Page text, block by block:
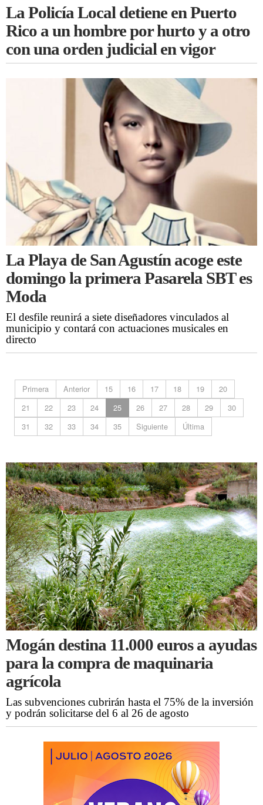
La Policía Local detiene en Puerto
Rico a un hombre por hurto y a otro
con una orden judicial en vigor
La Playa de San Agustín acoge este
domingo la primera Pasarela SBT es
Moda
El desfile reunirá a siete diseñadores vinculados al
municipio y contará con actuaciones musicales en
directo
Primera Anterior 15 16 17 18 19
20
21
22 23 24 25 26 27 28 29
30
31
32 33 34 35 Siguiente Última
Mogán destina 11.000 euros a ayudas
para la compra de maquinaria
agrícola
Las subvenciones cubrirán hasta el 75% de la inversión
y podrán solicitarse del 6 al 26 de agosto